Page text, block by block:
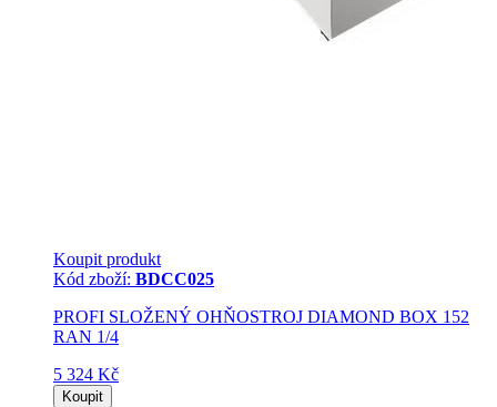
Koupit produkt
Kód zboží: BDCC025
PROFI SLOŽENÝ OHŇOSTROJ DIAMOND BOX 152
RAN 1/4
5 324 Kč
Koupit